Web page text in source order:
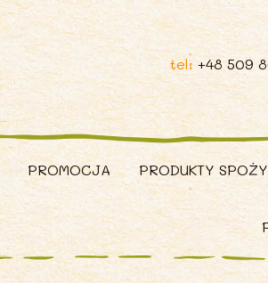
tel: +48 509
PROMOCJA PRODUKTY